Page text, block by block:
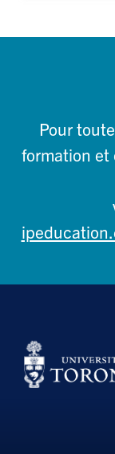
Pour
formation et